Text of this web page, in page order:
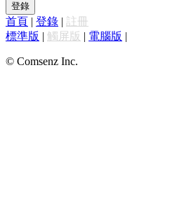
登錄
首頁 | 登錄 | 註冊
標準版 | 觸屏版 | 電腦版 |
© Comsenz Inc.